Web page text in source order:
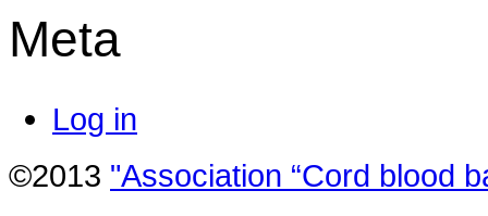
Meta
Log in
©2013 "Association “Cord blood